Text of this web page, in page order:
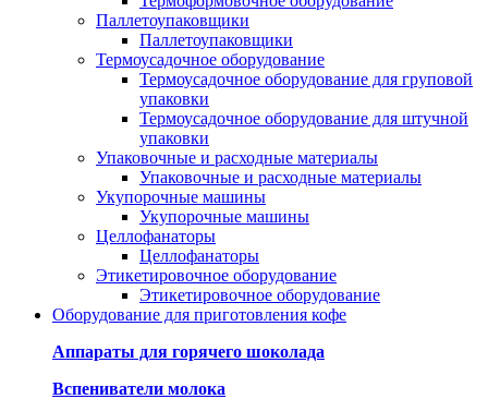
Паллетоупаковщики
Паллетоупаковщики
Термоусадочное оборудование
Термоусадочное оборудование для груповой
упаковки
Термоусадочное оборудование для штучной
упаковки
Упаковочные и расходные материалы
Упаковочные и расходные материалы
Укупорочные машины
Укупорочные машины
Целлофанаторы
Целлофанаторы
Этикетировочное оборудование
Этикетировочное оборудование
Оборудование для приготовления кофе
Аппараты для горячего шоколада
Вспениватели молока